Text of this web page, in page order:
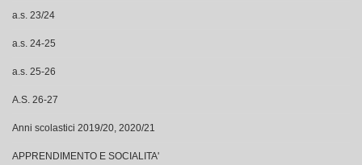
a.s. 23/24
a.s. 24-25
a.s. 25-26
A.S. 26-27
Anni scolastici 2019/20, 2020/21
APPRENDIMENTO E SOCIALITA'